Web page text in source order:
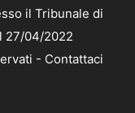
il Tribunale di
27/04/2022
- Contattaci